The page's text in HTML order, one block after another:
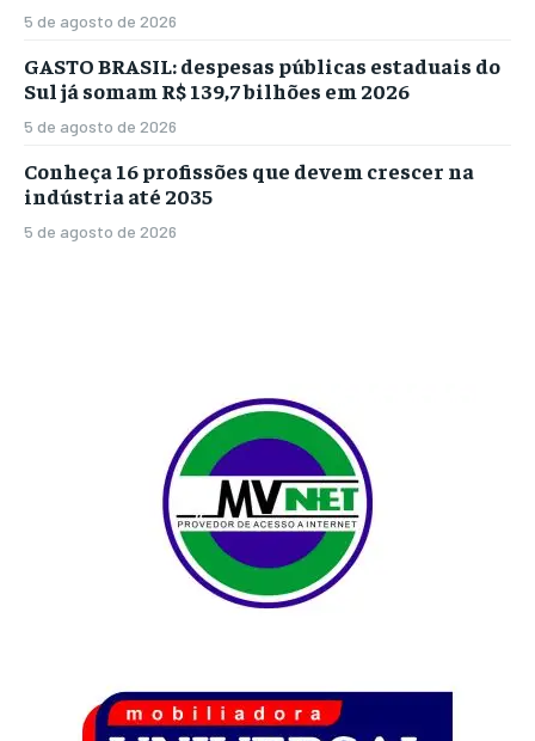
5 de agosto de 2026
GASTO BRASIL: despesas públicas estaduais do
Sul já somam R$ 139,7 bilhões em 2026
5 de agosto de 2026
Conheça 16 profissões que devem crescer na
indústria até 2035
5 de agosto de 2026